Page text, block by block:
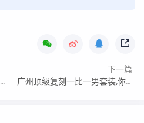
下一篇
广州顶级复刻一比一男套装,你解锁了哪几个